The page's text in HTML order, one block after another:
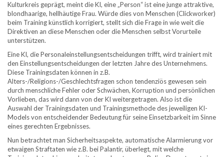
Kulturkreis geprägt, meint die KI, eine „Person“ ist eine junge attraktive,
blondhaarige, hellhäutige Frau. Würde dies von Menschen (Clickworker)
beim Training künstlich korrigiert, stellt sich die Frage in wie weit die
Direktiven an diese Menschen oder die Menschen selbst Vorurteile
unterstützen.
Eine KI, die Personaleinstellungsentscheidungen trifft, wird trainiert mit
den Einstellungsentscheidungen der letzten Jahre des Unternehmens.
Diese Trainingsdaten können in z.B.
Alters-/Religions-/Geschlechtsfragen schon tendenziös gewesen sein
durch menschliche Fehler oder Schwächen, Korruption und persönlichen
Vorlieben, das wird dann von der KI weitergetragen. Also ist die
Auswahl der Trainingsdaten und Trainingsmethode des jeweiligen KI-
Models von entscheidender Bedeutung für seine Einsetzbarkeit im Sinne
eines gerechten Ergebnisses.
Nun betrachtet man Sicherheitsaspekte, automatische Alarmierung vor
etwaigen Straftaten wie z.B. bei Palantir, überlegt, mit welche